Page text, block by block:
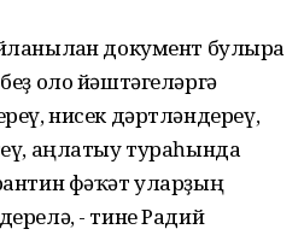
документ булырға
оло йәштәгеләргә
нисек дәртләндереү,
аңлатыу тураһында
фәҡәт уларҙың
- тине Радий